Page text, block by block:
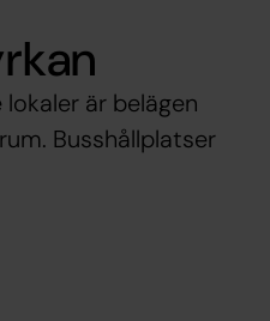
är belägen
Busshållplatser